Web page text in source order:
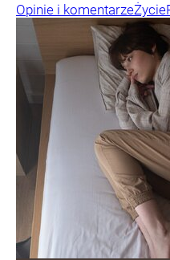
Opinie i komentarzeŻycie